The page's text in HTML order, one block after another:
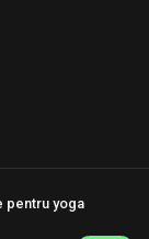
pentru yoga